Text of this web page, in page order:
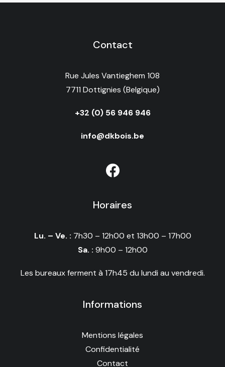
Contact
Rue Jules Vantieghem 108
7711 Dottignies (Belgique)
+32 (0) 56 946 946
info@dkbois.be
Horaires
Lu. – Ve. : 7h30 – 12h00 et 13h00 – 17h00
Sa. : 9h00 – 12h00
Les bureaux ferment à 17h45 du lundi au vendredi.
Informations
Mentions légales
Confidentialité
Contact